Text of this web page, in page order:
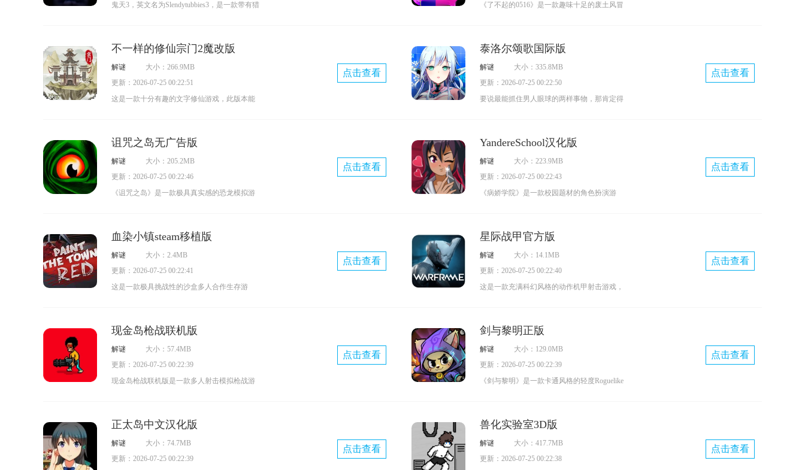
富的道具与物品助力玩家解决难题，将所有线
鬼天3，英文名为Slendytubbies3，是一款带有猎
躲避怪物展开。与普通解密游戏不同的是，鬼
天3丁哥服特意增加了丁哥专属的解密关卡和剧
情线，并非那种单纯找东西的乏味解密，每一
《了不起的0516》是一款趣味十足的废土风冒
诸多创意满满的机关与谜题，每个关卡都需要
玩家全力以赴去攻克。在这里，玩家会遭遇形
态各异的野外怪兽，还能选择风格、属性与特
不一样的修仙宗门2魔改版
解谜
大小：266.9MB
更新：2026-07-25 00:22:51
这是一款十分有趣的文字修仙游戏，此版本能
能体验到更为丰富的游戏内容，游戏的可玩性
得到了显著提升，宗门修仙的代入感也更强。
丰富多样的玩法，将让你领略到别具一格的修
点击查看
泰洛尔颂歌国际版
解谜
大小：335.8MB
更新：2026-07-25 00:22:50
要说最能抓住男人眼球的两样事物，那肯定得
下，有超多萌妹子等着玩家去收集；每一位角
色都有专属的技能和动画特效，升级自己的少
女小队，就能体验到与众不同的热血战斗。
点击查看
诅咒之岛无广告版
解谜
大小：205.2MB
更新：2026-07-25 00:22:46
《诅咒之岛》是一款极具真实感的恐龙模拟游
玩家有丰富的选择空间去尝试不同体验；同
时，游戏拥有极为广阔的地图场景，玩家可以
不受限制地探索其中的每一处角落；当然，游
需要持续捕食来维持自身生存，得挑选那些弱
小或落单的恐龙发起攻击，最终将其击败以获
取食物。
点击查看
YandereSchool汉化版
解谜
大小：223.9MB
更新：2026-07-25 00:22:43
《病娇学院》是一款校园题材的角色扮演游
清除所有潜在的情敌。YandereSchool汉化版共
有九个章节，每章都设置了清晰的任务目标与
达成方式，新手也能轻松上手。该版本画风精
来YandereSchool汉化版，体验一场充满暗黑氛
围的校园冒险。
点击查看
血染小镇steam移植版
解谜
大小：2.4MB
更新：2026-07-25 00:22:41
这是一款极具挑战性的沙盒多人合作生存游
要与队友紧密协作，共同应对各种挑战，努力
生存下去。这款游戏不仅考验玩家的团队合作
能力，还考验玩家的策略制定能力。我们强烈
点击查看
星际战甲官方版
解谜
大小：14.1MB
更新：2026-07-25 00:22:40
这是一款充满科幻风格的动作机甲射击游戏，
独特的攻击方式和技能，玩家可以选择自己喜
欢的机甲与战斗方式参与战斗，同时还能搭配
各种强力的装备和武器，以此提升自身的战斗
能力，趣味性十足。感兴趣的玩家不妨到本站
点击查看
现金岛枪战联机版
解谜
大小：57.4MB
更新：2026-07-25 00:22:39
现金岛枪战联机版是一款多人射击模拟枪战游
在岛上展开探险与走位，收集更多现代化的强
大枪械、弹药、载具、武器等装备来保护自
己，击杀所有强敌，在激烈的对抗中争夺财
点击查看
剑与黎明正版
解谜
大小：129.0MB
更新：2026-07-25 00:22:39
《剑与黎明》是一款卡通风格的轻度Roguelike
净清新的画面能让你清晰看清激烈的战斗场
景。
点击查看
正太岛中文汉化版
解谜
大小：74.7MB
更新：2026-07-25 00:22:39
点击查看
兽化实验室3D版
解谜
大小：417.7MB
更新：2026-07-25 00:22:38
点击查看